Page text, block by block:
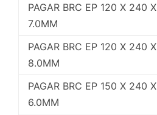
PAGAR BRC EP 120 X 240 X
7.0MM
PAGAR BRC EP 120 X 240 X
8.0MM
PAGAR BRC EP 150 X 240 X
6.0MM